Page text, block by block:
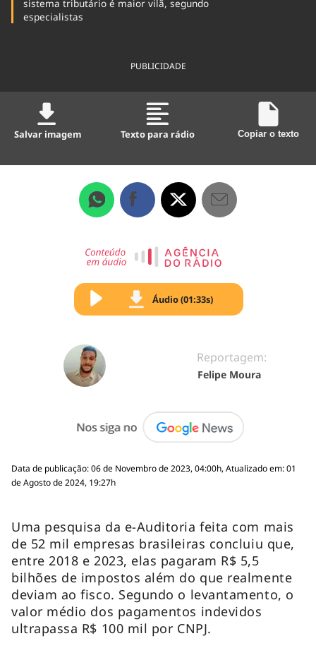
sistema tributário é maior vilã, segundo
especialistas
PUBLICIDADE
Salvar imagem Texto para rádio Copiar o texto
Áudio (01:33s)
Reportagem:
Felipe Moura
Data de publicação: 06 de Novembro de 2023, 04:00h, Atualizado em: 01
de Agosto de 2024, 19:27h
Uma pesquisa da e-Auditoria feita com mais
de 52 mil empresas brasileiras concluiu que,
entre 2018 e 2023, elas pagaram R$ 5,5
bilhões de impostos além do que realmente
deviam ao fisco. Segundo o levantamento, o
valor médio dos pagamentos indevidos
ultrapassa R$ 100 mil por CNPJ.